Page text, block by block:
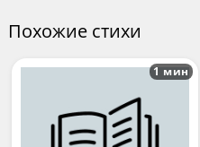
Похожие стихи
1 мин